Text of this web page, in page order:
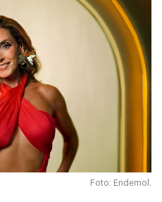
Foto: Endemol.